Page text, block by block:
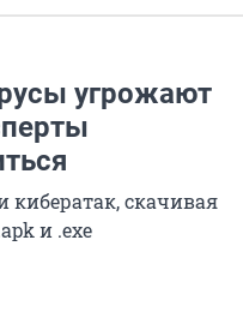
угрожают
кибератак, скачивая
и .exe